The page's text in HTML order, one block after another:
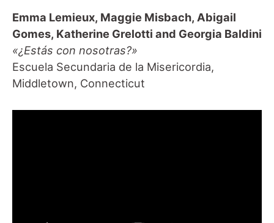
Emma Lemieux, Maggie Misbach, Abigail
Gomes, Katherine Grelotti and Georgia Baldini
«¿Estás con nosotras?»
Escuela Secundaria de la Misericordia,
Middletown, Connecticut